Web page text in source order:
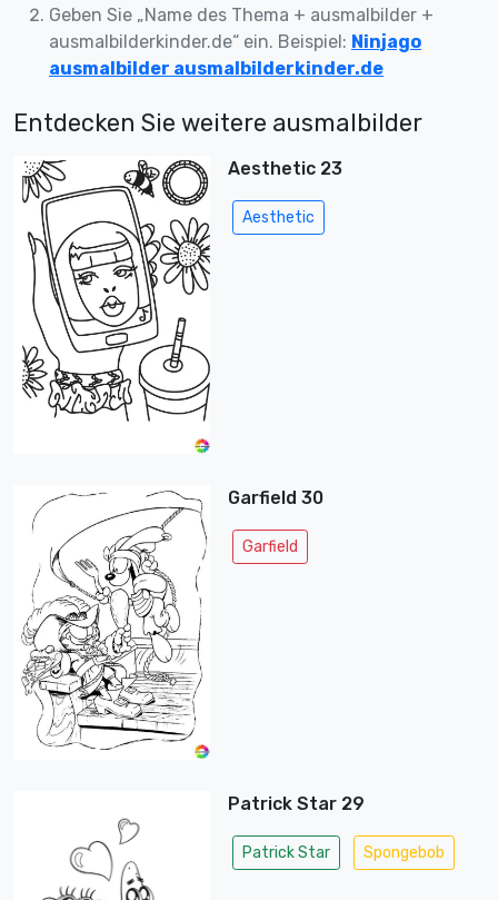
Geben Sie „Name des Thema + ausmalbilder +
ausmalbilderkinder.de“ ein. Beispiel: Ninjago
ausmalbilder ausmalbilderkinder.de
Entdecken Sie weitere ausmalbilder
Aesthetic 23
Aesthetic
Garfield 30
Garfield
Patrick Star 29
Patrick Star Spongebob